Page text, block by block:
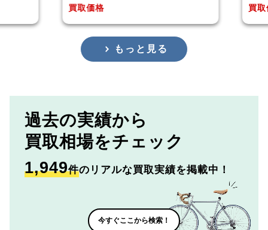
買取価格 買
もっと見る
過去の実績から
買取相場をチェック
1,949件のリアルな買取実績を掲載中！
今すぐここから検索！